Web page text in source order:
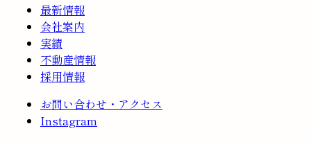
最新情報
会社案内
実績
不動産情報
採用情報
お問い合わせ・アクセス
Instagram